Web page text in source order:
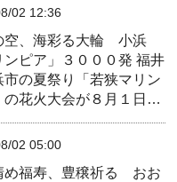
02 12:36
空、海彩る大輪 小浜
ンピア」３０００発 福井
市の夏祭り「若狭マリン
の花火大会が８月１日…
02 05:00
め福寿、豊穣祈る おお